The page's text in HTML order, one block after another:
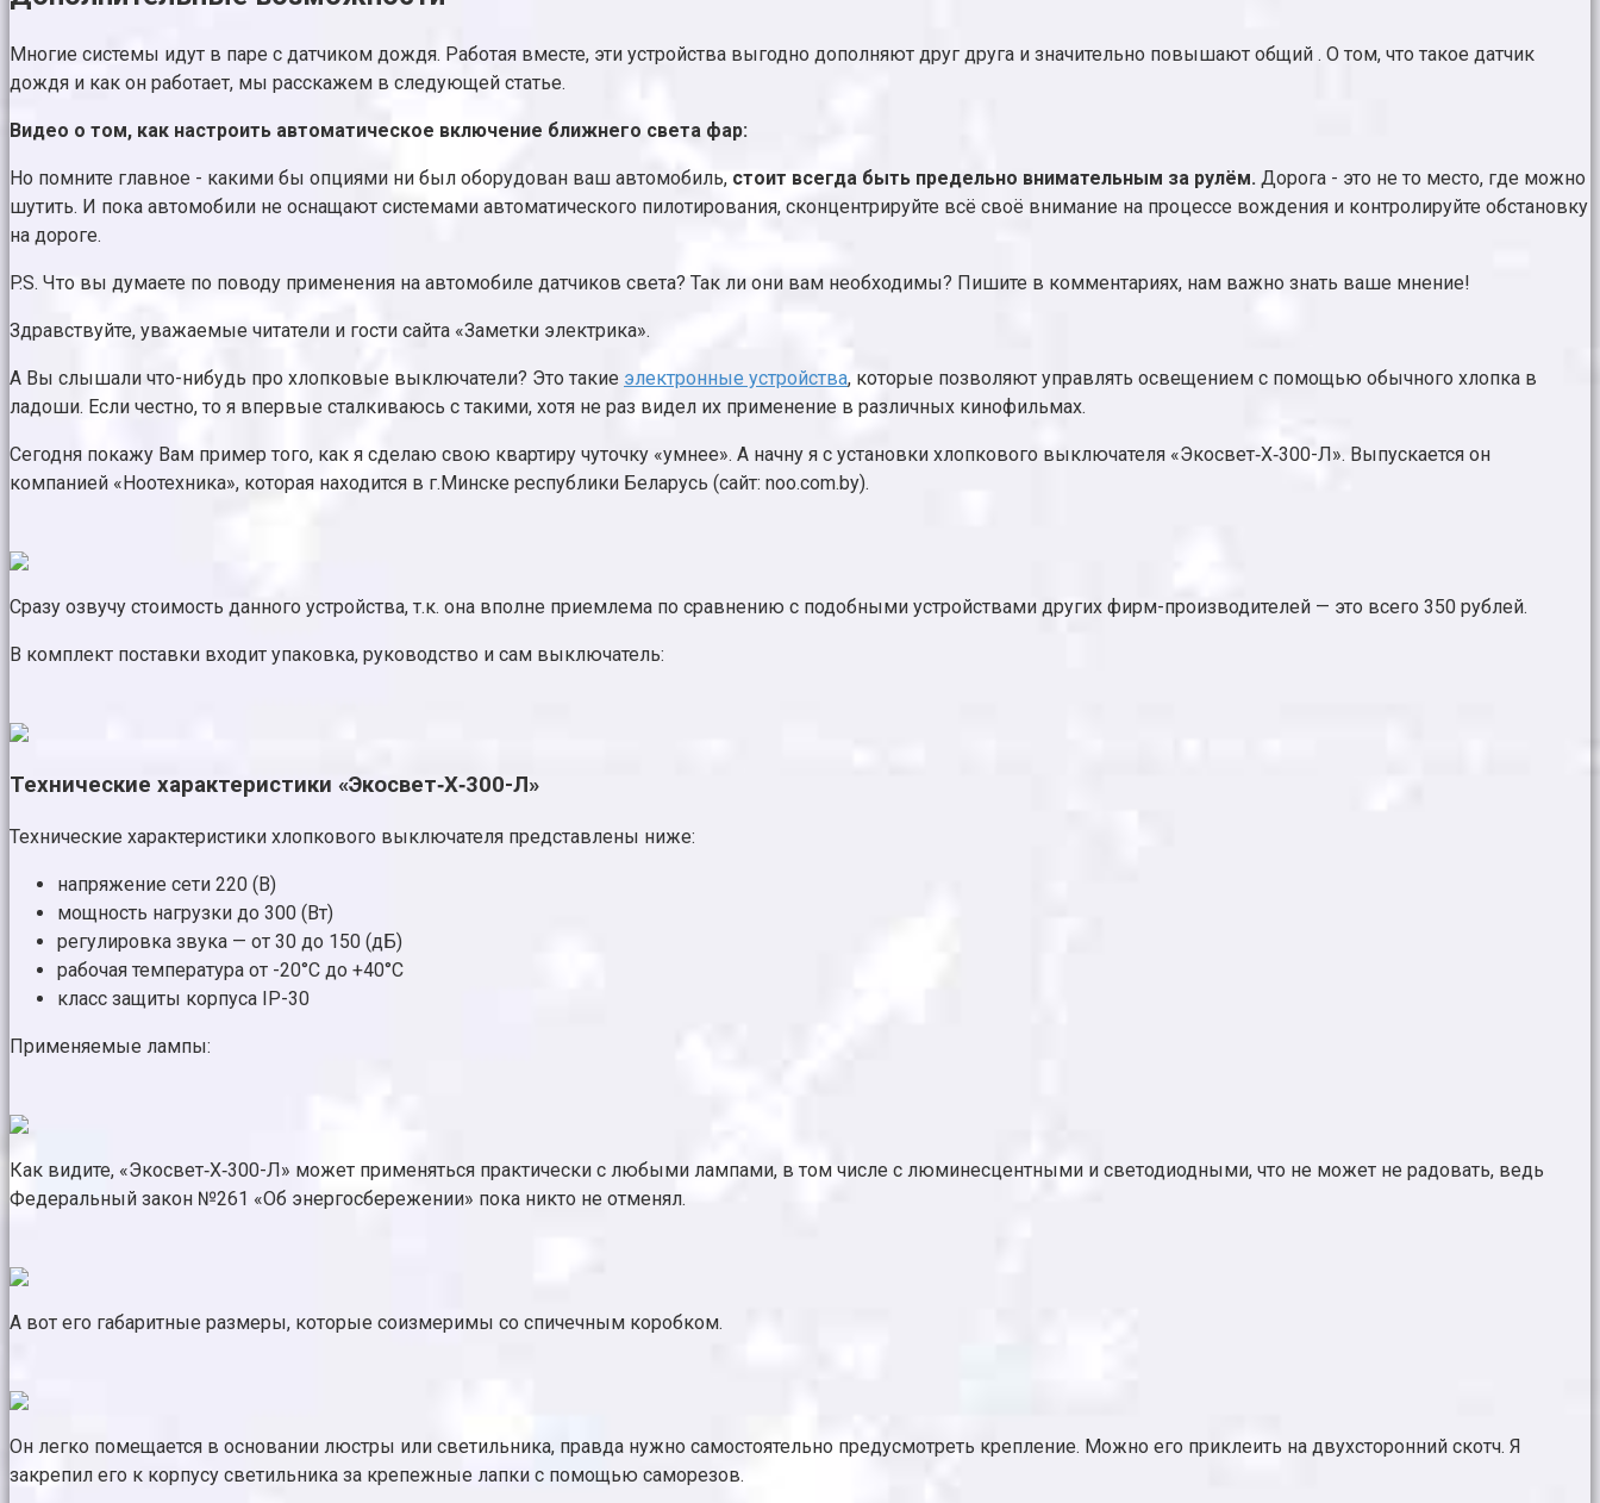
Многие системы идут в паре с датчиком дождя. Работая вместе, эти устройства выгодно дополняют друг друга и значительно повышают общий . О том, что такое датчик
дождя и как он работает, мы расскажем в следующей статье.
Видео о том, как настроить автоматическое включение ближнего света фар:
Но помните главное - какими бы опциями ни был оборудован ваш автомобиль, стоит всегда быть предельно внимательным за рулём. Дорога - это не то место, где можно
шутить. И пока автомобили не оснащают системами автоматического пилотирования, сконцентрируйте всё своё внимание на процессе вождения и контролируйте обстановку
на дороге.
P.S. Что вы думаете по поводу применения на автомобиле датчиков света? Так ли они вам необходимы? Пишите в комментариях, нам важно знать ваше мнение!
Здравствуйте, уважаемые читатели и гости сайта «Заметки электрика».
А Вы слышали что-нибудь про хлопковые выключатели? Это такие электронные устройства, которые позволяют управлять освещением с помощью обычного хлопка в
ладоши. Если честно, то я впервые сталкиваюсь с такими, хотя не раз видел их применение в различных кинофильмах.
Сегодня покажу Вам пример того, как я сделаю свою квартиру чуточку «умнее». А начну я с установки хлопкового выключателя «Экосвет‑Х‑300-Л». Выпускается он
компанией «Ноотехника», которая находится в г.Минске республики Беларусь (сайт: noo.com.by).
Сразу озвучу стоимость данного устройства, т.к. она вполне приемлема по сравнению с подобными устройствами других фирм-производителей — это всего 350 рублей.
В комплект поставки входит упаковка, руководство и сам выключатель:
Технические характеристики «Экосвет‑Х‑300-Л»
Технические характеристики хлопкового выключателя представлены ниже:
напряжение сети 220 (В)
мощность нагрузки до 300 (Вт)
регулировка звука — от 30 до 150 (дБ)
рабочая температура от -20°С до +40°С
класс защиты корпуса IP-30
Применяемые лампы:
Как видите, «Экосвет‑Х‑300-Л» может применяться практически с любыми лампами, в том числе с люминесцентными и светодиодными, что не может не радовать, ведь
Федеральный закон №261 «Об энергосбережении» пока никто не отменял.
А вот его габаритные размеры, которые соизмеримы со спичечным коробком.
Он легко помещается в основании люстры или светильника, правда нужно самостоятельно предусмотреть крепление. Можно его приклеить на двухсторонний скотч. Я
закрепил его к корпусу светильника за крепежные лапки с помощью саморезов.